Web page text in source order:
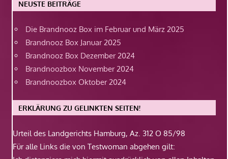
NEUSTE BEITRÄGE
Die Brandnooz Box im Februar und März 2025
Brandnooz Box Januar 2025
Brandnooz Box Dezember 2024
Brandnoozbox November 2024
Brandnoozbox Oktober 2024
ERKLÄRUNG ZU GELINKTEN SEITEN!
Urteil des Landgerichts Hamburg, Az. 312 O 85/98
Für alle Links die von Testwoman abgehen gilt: